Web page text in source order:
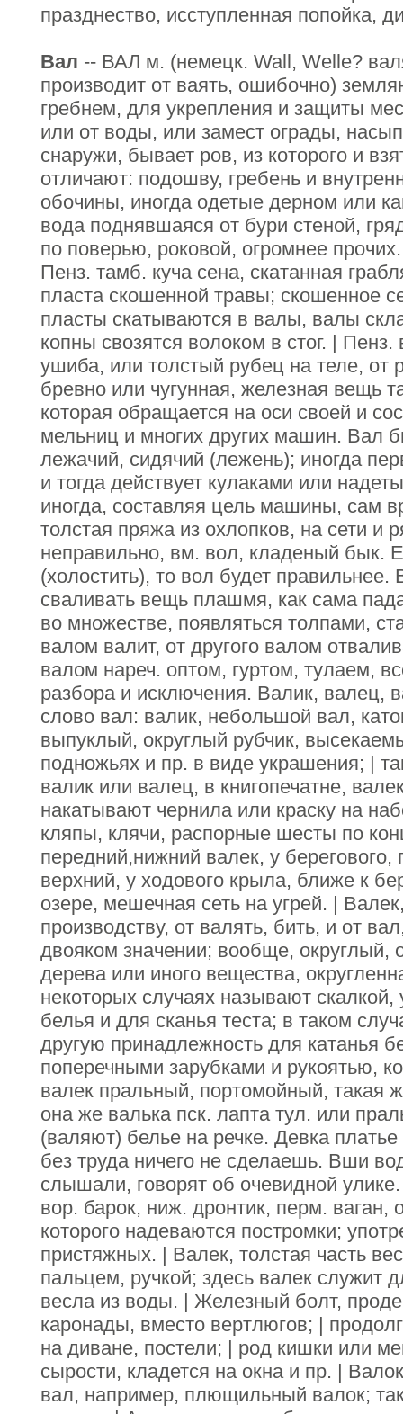
празднество, исступленная попойка,
Вал -- ВАЛ м. (немецк. Wall, Welle?
производит от ваять, ошибочно)
гребнем, для укрепления и защиты
или от воды, или замест ограды,
снаружи, бывает ров, из которого и
отличают: подошву, гребень и
обочины, иногда одетые дерном или
вода поднявшаяся от бури стеной,
по поверью, роковой, огромнее
Пенз. тамб. куча сена, скатанная
пласта скошенной травы; скошенное
пласты скатываются в валы, валы
копны свозятся волоком в стог. | Пенз.
ушиба, или толстый рубец на теле, от
бревно или чугунная, железная вещь
которая обращается на оси своей и
мельниц и многих других машин. Вал
лежачий, сидячий (лежень); иногда
и тогда действует кулаками или
иногда, составляя цель машины, сам
толстая пряжа из охлопков, на сети и
неправильно, вм. вол, кладеный бык.
(холостить), то вол будет
сваливать вещь плашмя, как сама
во множестве, появляться толпами,
валом валит, от другого валом
валом нареч. оптом, гуртом, тулаем,
разбора и исключения. Валик, валец,
слово вал: валик, небольшой вал,
выпуклый, округлый рубчик,
подножьях и пр. в виде украшения; |
валик или валец, в книгопечатне,
накатывают чернила или краску на
кляпы, клячи, распорные шесты по
передний,нижний валек, у берегового,
верхний, у ходового крыла, ближе к
озере, мешечная сеть на угрей. |
производству, от валять, бить, и от
двояком значении; вообще, округлый,
дерева или иного вещества,
некоторых случаях называют
белья и для сканья теста; в таком
другую принадлежность для катанья
поперечными зарубками и рукоятью,
валек пральный, портомойный, такая
она же валька пск. лапта тул. или
(валяют) белье на речке. Девка платье
без труда ничего не сделаешь. Вши
слышали, говорят об очевидной
вор. барок, ниж. дронтик, перм. ваган,
которого надеваются постромки;
пристяжных. | Валек, толстая часть
пальцем, ручкой; здесь валек служит
весла из воды. | Железный болт,
каронады, вместо вертлюгов; |
на диване, постели; | род кишки или
сырости, кладется на окна и пр. |
вал, например, плющильный валок;